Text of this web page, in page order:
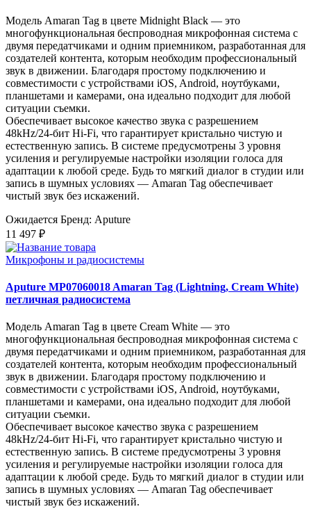
Модель Amaran Tag в цвете Midnight Black — это
многофункциональная беспроводная микрофонная система с
двумя передатчиками и одним приемником, разработанная для
создателей контента, которым необходим профессиональный
звук в движении. Благодаря простому подключению и
совместимости с устройствами iOS, Android, ноутбуками,
планшетами и камерами, она идеально подходит для любой
ситуации съемки.
Обеспечивает высокое качество звука с разрешением
48kHz/24-бит Hi-Fi, что гарантирует кристально чистую и
естественную запись. В системе предусмотрены 3 уровня
усиления и регулируемые настройки изоляции голоса для
адаптации к любой среде. Будь то мягкий диалог в студии или
запись в шумных условиях — Amaran Tag обеспечивает
чистый звук без искажений.
Ожидается Бренд: Aputure
11 497 ₽
Микрофоны и радиосистемы
Aputure MP07060018 Amaran Tag (Lightning, Cream White)
петличная радиосистема
Модель Amaran Tag в цвете Cream White — это
многофункциональная беспроводная микрофонная система с
двумя передатчиками и одним приемником, разработанная для
создателей контента, которым необходим профессиональный
звук в движении. Благодаря простому подключению и
совместимости с устройствами iOS, Android, ноутбуками,
планшетами и камерами, она идеально подходит для любой
ситуации съемки.
Обеспечивает высокое качество звука с разрешением
48kHz/24-бит Hi-Fi, что гарантирует кристально чистую и
естественную запись. В системе предусмотрены 3 уровня
усиления и регулируемые настройки изоляции голоса для
адаптации к любой среде. Будь то мягкий диалог в студии или
запись в шумных условиях — Amaran Tag обеспечивает
чистый звук без искажений.